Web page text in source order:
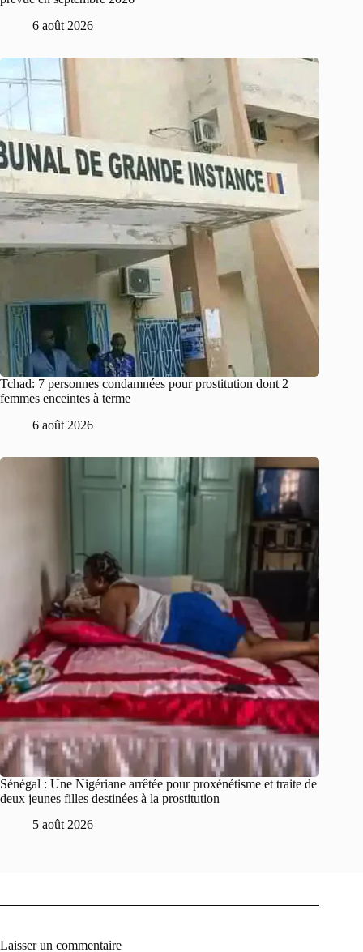
6 août 2026
Tchad: 7 personnes condamnées pour prostitution dont 2
femmes enceintes à terme
6 août 2026
Sénégal : Une Nigériane arrêtée pour proxénétisme et traite de
deux jeunes filles destinées à la prostitution
5 août 2026
Laisser un commentaire